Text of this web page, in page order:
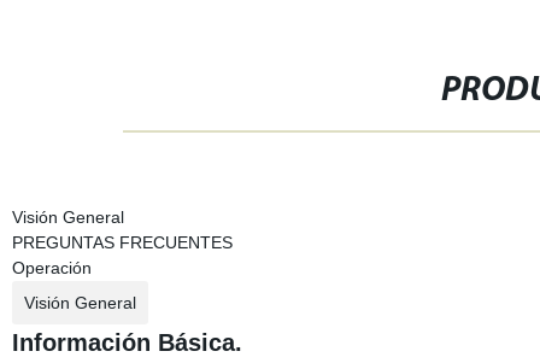
Visión General
PREGUNTAS FRECUENTES
Operación
Visión General
Información Básica.